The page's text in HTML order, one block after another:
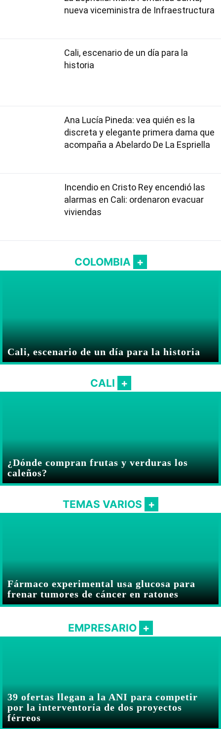
nueva viceministra de Infraestructura
Cali, escenario de un día para la
historia
Ana Lucía Pineda: vea quién es la
discreta y elegante primera dama que
acompaña a Abelardo De La Espriella
Incendio en Cristo Rey encendió las
alarmas en Cali: ordenaron evacuar
viviendas
COLOMBIA
Cali, escenario de un día para la historia
CALI
¿Dónde compran frutas y verduras los
caleños?
TEMAS VARIOS
Fármaco experimental usa glucosa para
frenar tumores de cáncer en ratones
EMPRESARIO
39 ofertas llegan a la ANI para competir
por la interventoría de dos proyectos
férreos